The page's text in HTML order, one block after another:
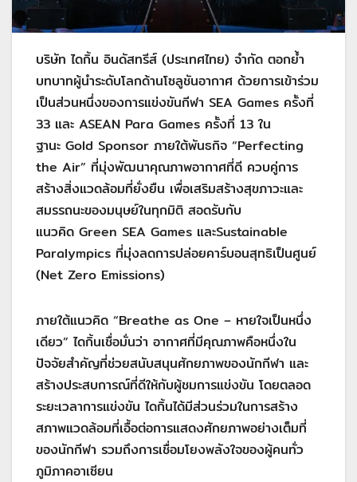
บริษัท ไดกิ้น อินดัสทรีส์ (ประเทศไทย) จำกัด ตอกย้ำ
บทบาทผู้นำระดับโลกด้านโซลูชันอากาศ ด้วยการเข้าร่วม
เป็นส่วนหนึ่งของการแข่งขันกีฬา SEA Games ครั้งที่
33 และ ASEAN Para Games ครั้งที่ 13 ใน
ฐานะ Gold Sponsor ภายใต้พันธกิจ “Perfecting
the Air” ที่มุ่งพัฒนาคุณภาพอากาศที่ดี ควบคู่การ
สร้างสิ่งแวดล้อมที่ยั่งยืน เพื่อเสริมสร้างสุขภาวะและ
สมรรถนะของมนุษย์ในทุกมิติ สอดรับกับ
แนวคิด Green SEA Games และSustainable
Paralympics ที่มุ่งลดการปล่อยคาร์บอนสุทธิเป็นศูนย์
(Net Zero Emissions)
ภายใต้แนวคิด “Breathe as One – หายใจเป็นหนึ่ง
เดียว” ไดกิ้นเชื่อมั่นว่า อากาศที่มีคุณภาพคือหนึ่งใน
ปัจจัยสำคัญที่ช่วยสนับสนุนศักยภาพของนักกีฬา และ
สร้างประสบการณ์ที่ดีให้กับผู้ชมการแข่งขัน โดยตลอด
ระยะเวลาการแข่งขัน ไดกิ้นได้มีส่วนร่วมในการสร้าง
สภาพแวดล้อมที่เอื้อต่อการแสดงศักยภาพอย่างเต็มที่
ของนักกีฬา รวมถึงการเชื่อมโยงพลังใจของผู้คนทั่ว
ภูมิภาคอาเซียน